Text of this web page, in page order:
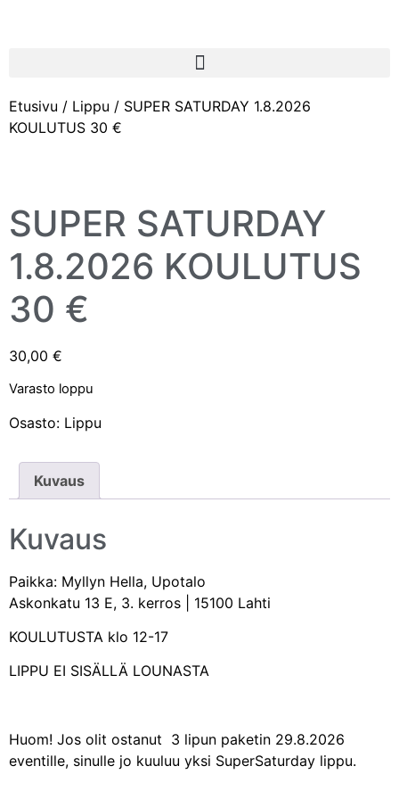
Etusivu / Lippu / SUPER SATURDAY 1.8.2026
KOULUTUS 30 €
SUPER SATURDAY
1.8.2026 KOULUTUS
30 €
30,00 €
Varasto loppu
Osasto: Lippu
Kuvaus
Kuvaus
Paikka: Myllyn Hella, Upotalo
Askonkatu 13 E, 3. kerros | 15100 Lahti
KOULUTUSTA klo 12-17
LIPPU EI SISÄLLÄ LOUNASTA
Huom! Jos olit ostanut 3 lipun paketin 29.8.2026
eventille, sinulle jo kuuluu yksi SuperSaturday lippu.